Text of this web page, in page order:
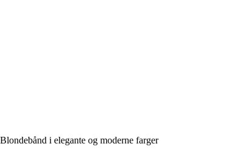
Blondebånd i elegante og moderne farger